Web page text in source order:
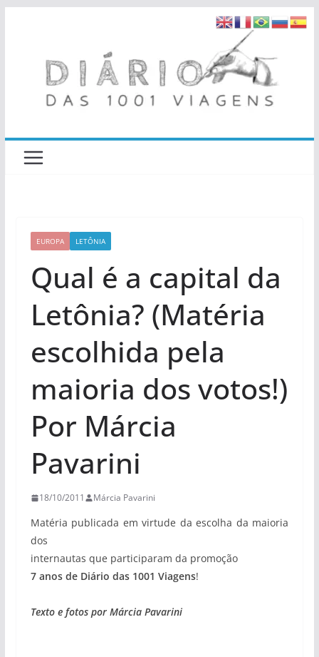
conteúdo
EUROPA LETÔNIA
Qual é a capital da
Letônia? (Matéria
escolhida pela
maioria dos votos!)
Por Márcia
Pavarini
18/10/2011 Márcia Pavarini
Matéria publicada em virtude da escolha da maioria
dos
internautas que participaram da promoção
7 anos de Diário das 1001 Viagens!
Texto e fotos por Márcia Pavarini